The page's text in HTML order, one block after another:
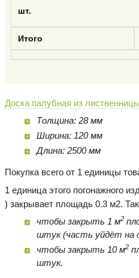
Доска палубная из лиственницы
Толщина: 28 мм
Ширина: 120 мм
Длина: 2500 мм
Покупка всего от 1 единицы
1 единица этого погонажного
) закрывает площадь 0.3 м2.
чтобы закрыть 1 м2
штук (часть уйдёт на
чтобы закрыть 10 м2
штук.